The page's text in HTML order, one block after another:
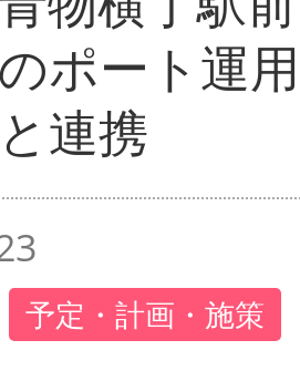
ポート運
連携
予定・計画・施策